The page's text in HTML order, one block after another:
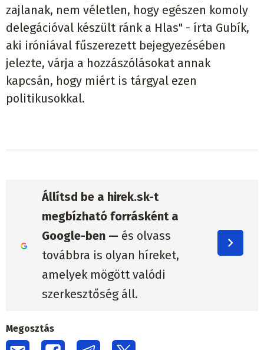
zajlanak, nem véletlen, hogy egészen komoly
delegációval készült ránk a Hlas" - írta Gubík,
aki iróniával fűszerezett bejegyezésében
jelezte, várja a hozzászólásokat annak
kapcsán, hogy miért is tárgyal ezen
politikusokkal.
Állítsd be a hirek.sk-t
megbízható forrásként a
Google-ben — és olvass
továbbra is olyan híreket,
amelyek mögött valódi
szerkesztőség áll.
Megosztás